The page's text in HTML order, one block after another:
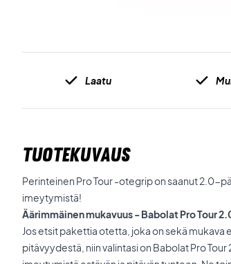
Laatu
TUOTEKUVAUS
Perinteinen Pro Tour -otegrip on saanut 2.0-
imeytymistä!
Äärimmäinen mukavuus - Babolat Pro Tour
Jos etsit pakettia otetta, joka on sekä
pitävyydestä, niin valintasi on Babolat Pro